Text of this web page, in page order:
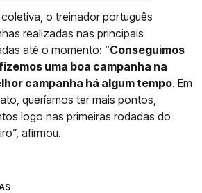
o treinador português
realizadas nas principais
até o momento: “Conseguimos
uma boa campanha na
campanha há algum tempo. Em
queríamos ter mais pontos,
logo nas primeiras rodadas do
afirmou.